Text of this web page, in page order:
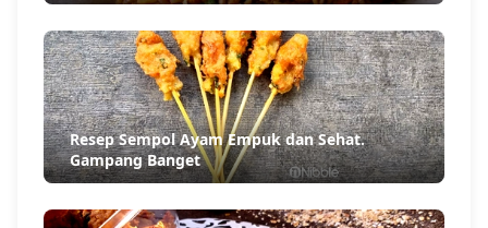
Resep Sempol Ayam Empuk dan Sehat.
Gampang Banget